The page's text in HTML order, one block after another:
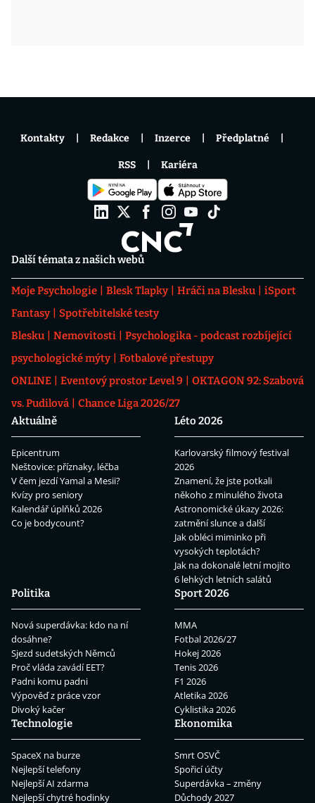
Další témata z našich webů
Moje Psychologie Blesk Tlapky Hráči na Blesku
iSport
Fantasy
Spotřebitelské testy
Blesku
Nemovitosti
Psychologika - podcast rozbíjející
psychologické mýty
Fotbalové přestupy
ONLINE
Eventový prostor Level 9
OKTAGON 92: Szabová
vs. Pudilová
Chance Liga 2026/27
Aktuálně
Epicentrum
Neštovice: příznaky, léčba
V čem jezdí Yamal a Mesii?
Kvízy pro seniory
Kalendář úplňků 2026
Co je bodycount?
Léto 2026
Karlovarský filmový festival
2026
Znamení, že jste potkali
někoho z minulého života
Astronomické úkazy 2026:
zatmění slunce a další
Jak obléci miminko při
vysokých teplotách?
Jak na dokonalé letní mojito
6 lehkých letních salátů
Politika
Nová superdávka: kdo na ní
dosáhne?
Sjezd sudetských Němců
Proč vláda zavádí EET?
Padni komu padni
Výpověď z práce vzor
Divoký kačer
Sport 2026
MMA
Fotbal 2026/27
Hokej 2026
Tenis 2026
F1 2026
Atletika 2026
Cyklistika 2026
Technologie
SpaceX na burze
Nejlepší telefony
Nejlepší AI zdarma
Nejlepší chytré hodinky
Ekonomika
Smrt OSVČ
Spořicí účty
Superdávka – změny
Důchody 2027
Kontakty Redakce Inzerce Předplatné
RSS Kariéra